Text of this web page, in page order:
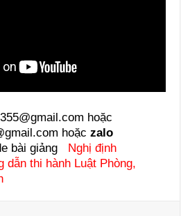
hoặc
hoặczalo
bài giảng Nghị định
dẫn thi hành Luật Phòng,